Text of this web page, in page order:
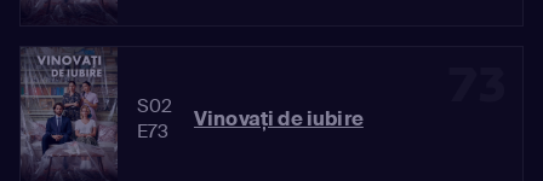
S02
E73
Vinovaţi de iubire